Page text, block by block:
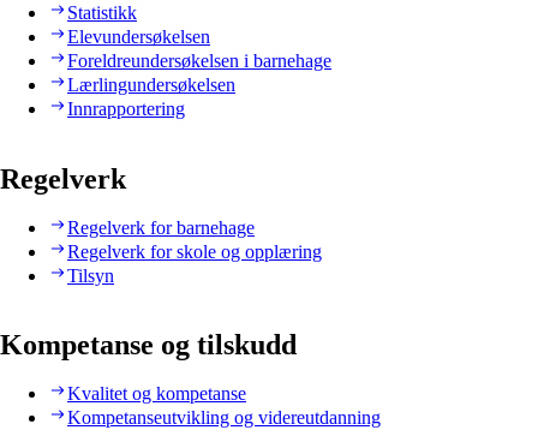
Statistikk
Elevundersøkelsen
Foreldreundersøkelsen i barnehage
Lærlingundersøkelsen
Innrapportering
Regelverk
Regelverk for barnehage
Regelverk for skole og opplæring
Tilsyn
Kompetanse og tilskudd
Kvalitet og kompetanse
Kompetanseutvikling og videreutdanning